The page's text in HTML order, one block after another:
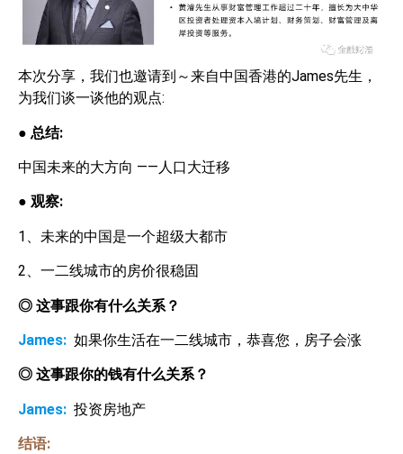
本次分享，我们也邀请到～来自中国香港的James先生，
为我们谈一谈他的观点:
● 总结:
中国未来的大方向 ——人口大迁移
● 观察:
1、未来的中国是一个超级大都市
2、一二线城市的房价很稳固
◎ 这事跟你有什么关系？
James: 如果你生活在一二线城市，恭喜您，房子会涨
◎ 这事跟你的钱有什么关系？
James: 投资房地产
结语: